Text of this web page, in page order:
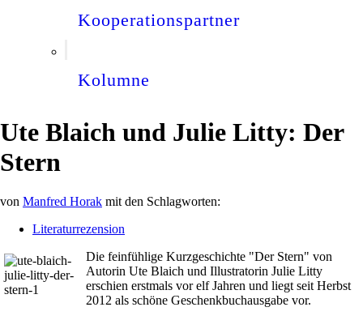
Kooperationspartner
Kolumne
Ute Blaich und Julie Litty: Der
Stern
von Manfred Horak mit den Schlagworten:
Literaturrezension
Die feinfühlige Kurzgeschichte "Der Stern" von
Autorin Ute Blaich und Illustratorin Julie Litty
erschien erstmals vor elf Jahren und liegt seit Herbst
2012 als schöne Geschenkbuchausgabe vor.